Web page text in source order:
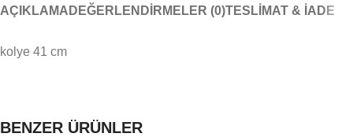
AÇIKLAMA DEĞERLENDIRMELER (0)TESLIMAT & İADE
kolye 41 cm
BENZER ÜRÜNLER